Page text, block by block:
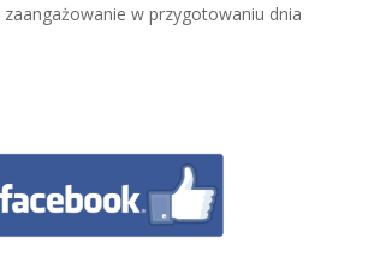
w przygotowaniu dnia